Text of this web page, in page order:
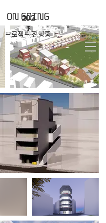
202
2
202
2
ON GOING
프로젝트 진행중
202
1
202
1